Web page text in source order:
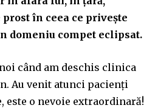
în ceea ce privește
domeniu compet eclipsat.
când am deschis clinica
Au venit atunci pacienți
este o nevoie extraordinară!